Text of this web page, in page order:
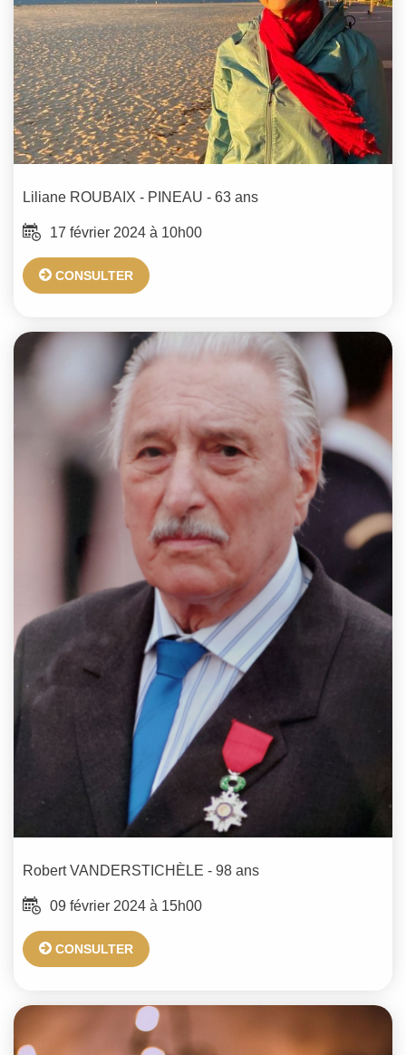
Liliane ROUBAIX - PINEAU - 63 ans
17 février 2024 à 10h00
CONSULTER
Robert VANDERSTICHÈLE - 98 ans
09 février 2024 à 15h00
CONSULTER